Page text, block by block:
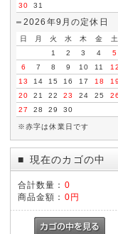
30
31
2026年9月の定休日
日 月 火 水 木 金
土
1
2 3 4
5
6
7 8 9 10 11
12
13
14 15 16 17 18
19
20
21 22 23 24 25
26
27
28 29 30
※赤字は休業日です
■ 現在のカゴの中
合計数量： 0
商品金額： 0円